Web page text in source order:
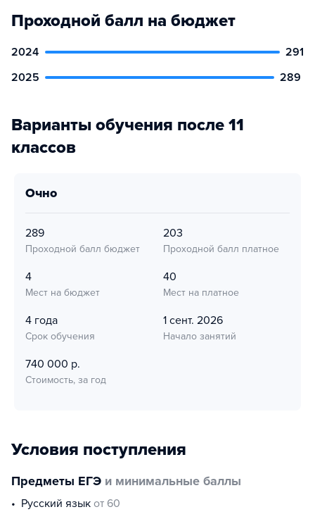
Проходной балл на бюджет
2024
291
2025
289
Варианты обучения после 11
классов
очно
289
Проходной балл бюджет
203
Проходной балл платное
4
Мест на бюджет
40
Мест на платное
4 года
Срок обучения
1 сент. 2026
Начало занятий
740 000 р.
Стоимость, за год
Условия поступления
Предметы ЕГЭ и минимальные баллы
русский язык от 60